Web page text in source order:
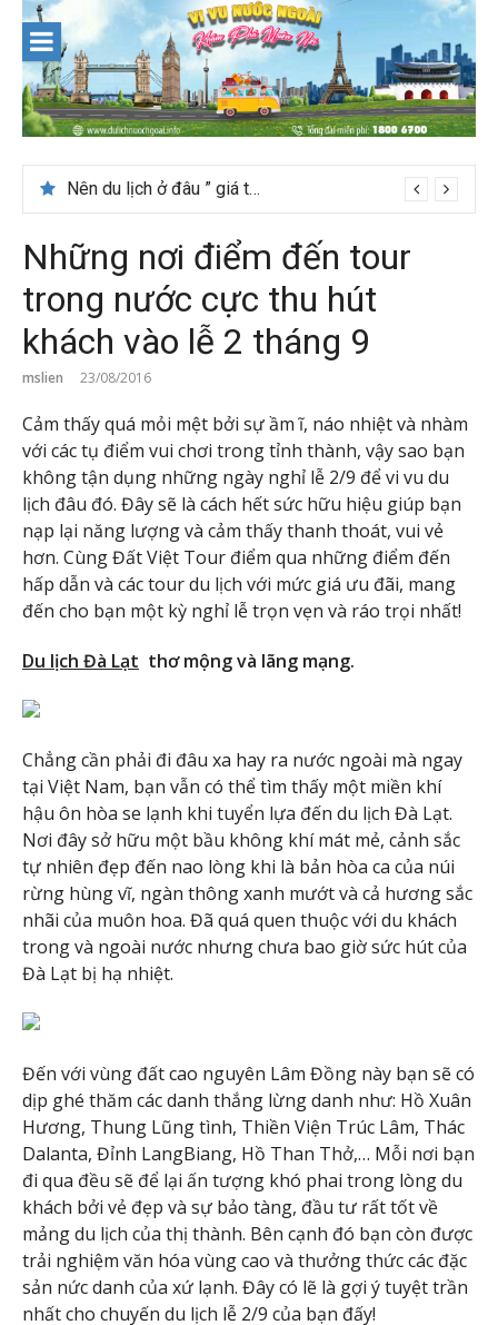
content
Nên du lịch ở đâu ” giá tốt” dịp lễ quốc khánh 2/9
Những nơi điểm đến tour
trong nước cực thu hút
khách vào lễ 2 tháng 9
mslien 23/08/2016
Cảm thấy quá mỏi mệt bởi sự ầm ĩ, náo nhiệt và nhàm
với các tụ điểm vui chơi trong tỉnh thành, vậy sao bạn
không tận dụng những ngày nghỉ lễ 2/9 để vi vu du
lịch đâu đó. Đây sẽ là cách hết sức hữu hiệu giúp bạn
nạp lại năng lượng và cảm thấy thanh thoát, vui vẻ
hơn. Cùng Đất Việt Tour điểm qua những điểm đến
hấp dẫn và các tour du lịch với mức giá ưu đãi, mang
đến cho bạn một kỳ nghỉ lễ trọn vẹn và ráo trọi nhất!
Du lịch Đà Lạt thơ mộng và lãng mạng.
Chẳng cần phải đi đâu xa hay ra nước ngoài mà ngay
tại Việt Nam, bạn vẫn có thể tìm thấy một miền khí
hậu ôn hòa se lạnh khi tuyển lựa đến du lịch Đà Lạt.
Nơi đây sở hữu một bầu không khí mát mẻ, cảnh sắc
tự nhiên đẹp đến nao lòng khi là bản hòa ca của núi
rừng hùng vĩ, ngàn thông xanh mướt và cả hương sắc
nhãi của muôn hoa. Đã quá quen thuộc với du khách
trong và ngoài nước nhưng chưa bao giờ sức hút của
Đà Lạt bị hạ nhiệt.
Đến với vùng đất cao nguyên Lâm Đồng này bạn sẽ có
dịp ghé thăm các danh thắng lừng danh như: Hồ Xuân
Hương, Thung Lũng tình, Thiền Viện Trúc Lâm, Thác
Dalanta, Đỉnh LangBiang, Hồ Than Thở,… Mỗi nơi bạn
đi qua đều sẽ để lại ấn tượng khó phai trong lòng du
khách bởi vẻ đẹp và sự bảo tàng, đầu tư rất tốt về
mảng du lịch của thị thành. Bên cạnh đó bạn còn được
trải nghiệm văn hóa vùng cao và thưởng thức các đặc
sản nức danh của xứ lạnh. Đây có lẽ là gợi ý tuyệt trần
nhất cho chuyến du lịch lễ 2/9 của bạn đấy!